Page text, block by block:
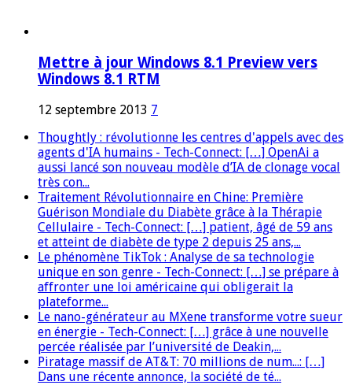
Mettre à jour Windows 8.1 Preview vers
Windows 8.1 RTM
12 septembre 2013 7
Thoughtly : révolutionne les centres d'appels avec des
agents d'IA humains - Tech-Connect: […] OpenAi a
aussi lancé son nouveau modèle d’IA de clonage vocal
très con...
Traitement Révolutionnaire en Chine: Première
Guérison Mondiale du Diabète grâce à la Thérapie
Cellulaire - Tech-Connect: […] patient, âgé de 59 ans
et atteint de diabète de type 2 depuis 25 ans,...
Le phénomène TikTok : Analyse de sa technologie
unique en son genre - Tech-Connect: […] se prépare à
affronter une loi américaine qui obligerait la
plateforme...
Le nano-générateur au MXene transforme votre sueur
en énergie - Tech-Connect: […] grâce à une nouvelle
percée réalisée par l’université de Deakin,...
Piratage massif de AT&T: 70 millions de num...: […]
Dans une récente annonce, la société de té...